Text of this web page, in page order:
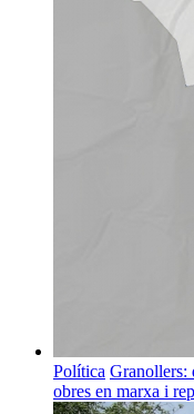
Política Granollers:
obres en marxa i